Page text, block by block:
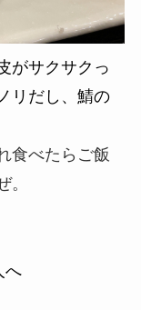
がサクサクっ
リだし、鯖の
食べたらご飯
。
へ